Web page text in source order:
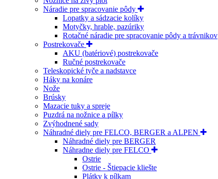
Náradie pre spracovanie pôdy
Lopatky a sádzacie kolíky
Motyčky, hrable, pazúriky
Rotačné náradie pre spracovanie pôdy a trávnikov
Postrekovače
AKU (batériové) postrekovače
Ručné postrekovače
Teleskopické tyče a nadstavce
Háky na konáre
Nože
Brúsky
Mazacie tuky a spreje
Puzdrá na nožnice a pílky
Zvýhodnené sady
Náhradné diely pre FELCO, BERGER a ALPEN
Náhradné diely pre BERGER
Náhradne diely pre FELCO
Ostrie
Ostrie - Štiepacie kliešte
Plátky k pílkam